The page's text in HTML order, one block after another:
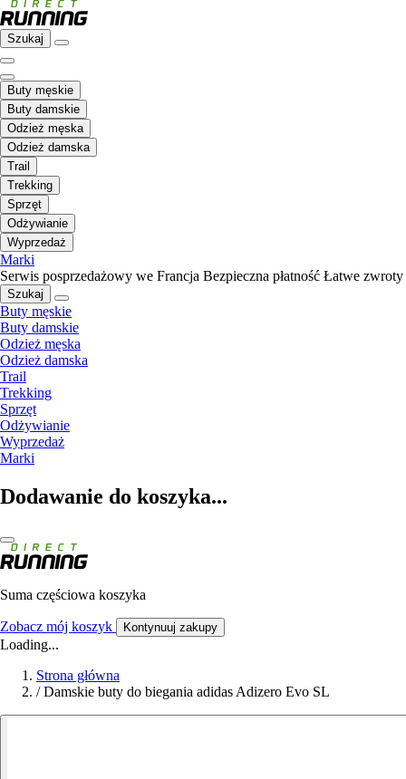
Szukaj
Buty męskie
Buty damskie
Odzież męska
Odzież damska
Trail
Trekking
Sprzęt
Odżywianie
Wyprzedaż
Marki
Serwis posprzedażowy we Francja Bezpieczna płatność Łatwe zwroty
Szukaj
Buty męskie
Buty damskie
Odzież męska
Odzież damska
Trail
Trekking
Sprzęt
Odżywianie
Wyprzedaż
Marki
Dodawanie do koszyka...
Suma częściowa koszyka
Zobacz mój koszyk Kontynuuj zakupy
Loading...
Strona główna
/ Damskie buty do biegania adidas Adizero Evo SL